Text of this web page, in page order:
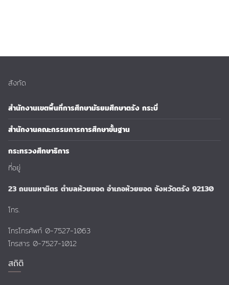
สังกัด
สำนักงานเขตพื้นที่การศึกษามัธยมศึกษาตรัง กระบี่
สำนักงานคณะกรรมการการศึกษาขั้นฐาน
กระทรวงศึกษาธิการ
ที่อยู่
23 ถนนมหามิตร ตำบลห้วยยอด อำเภอห้วยยอด จังหวัดตรัง 92130
โทร.
โทรโทรศัพท์ 0-7527-1063
โทรสาร 0-7527-1012
สถิติ